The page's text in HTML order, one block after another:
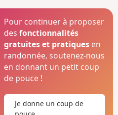
Pour continuer à proposer
desfonctionnalités
gratuites et pratiques en
randonnée, soutenez-nous
en donnant un petit coup
de pouce !
Je donne un coup de